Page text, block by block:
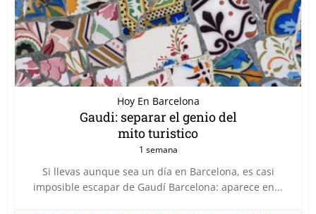
Hoy En Barcelona
Gaudi: separar el genio del
mito turistico
1 semana
Si llevas aunque sea un día en Barcelona, es casi
imposible escapar de Gaudí Barcelona: aparece en...